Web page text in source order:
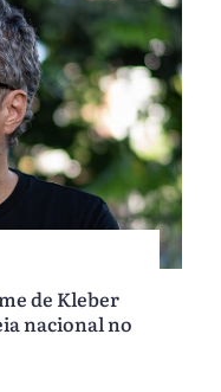
de Kleber
nacional no